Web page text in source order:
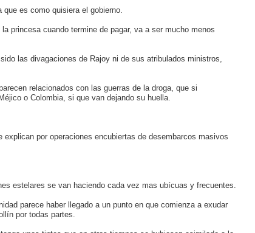
es como quisiera el gobierno.
princesa cuando termine de pagar, va a ser mucho menos
las divagaciones de Rajoy ni de sus atribulados ministros,
relacionados con las guerras de la droga, que si
o Colombia, si que van dejando su huella.
por operaciones encubiertas de desembarcos masivos
estelares se van haciendo cada vez mas ubícuas y frecuentes.
parece haber llegado a un punto en que comienza a exudar
por todas partes.